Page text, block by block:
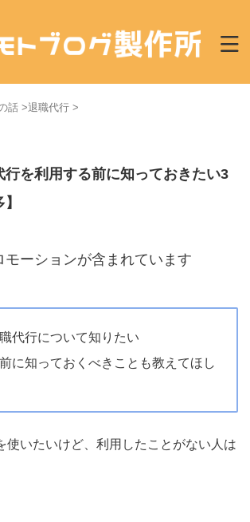
話 >退職代行 >
行を利用する前に知っておきたい3
モーションが含まれています
代行について知りたい
に知っておくべきことも教えてほし
使いたいけど、利用したことがない人は